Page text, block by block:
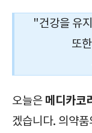
"건강을 유
또
오늘은 메디카코
겠습니다. 의약